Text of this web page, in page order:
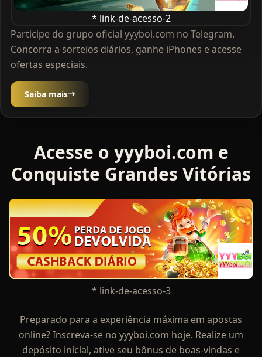
* link-de-acesso-2
Participe do grupo oficial yyyboi.com no Telegram.
Concorra a sorteios diários, ganhe iPhones e acesse
ofertas especiais.
Saiba mais
Acesse o yyyboi.com e
Conquiste Grandes Vitórias
* link-de-acesso-3
Preparado para a experiência máxima em apostas
online? Inscreva-se no yyyboi.com hoje. Realize um
depósito inicial, ative seu bônus de boas-vindas e